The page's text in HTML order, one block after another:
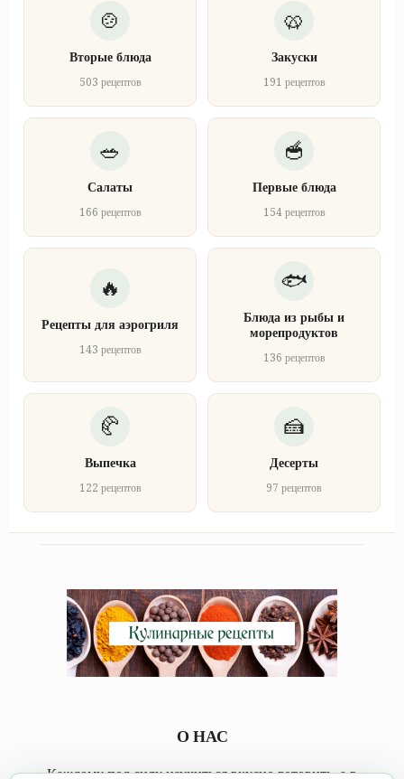
Вторые блюда
503 рецептов
Закуски
191 рецептов
Салаты
166 рецептов
Первые блюда
154 рецептов
Рецепты для аэрогриля
143 рецептов
Блюда из рыбы и
морепродуктов
136 рецептов
Выпечка
122 рецептов
Десерты
97 рецептов
О НАС
Каждому под силу научиться вкусно готовить, а в